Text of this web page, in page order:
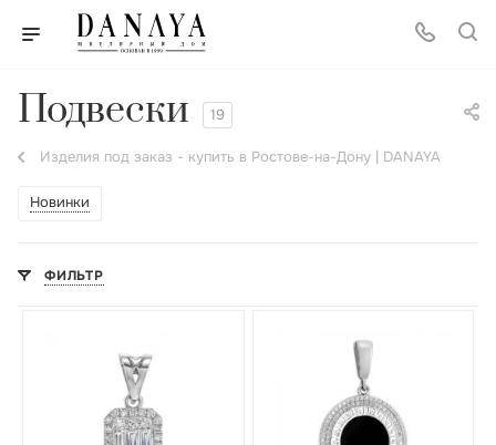
Подвески 19
Изделия под заказ - купить в Ростове-на-Дону | DANAYA
Новинки
ФИЛЬТР